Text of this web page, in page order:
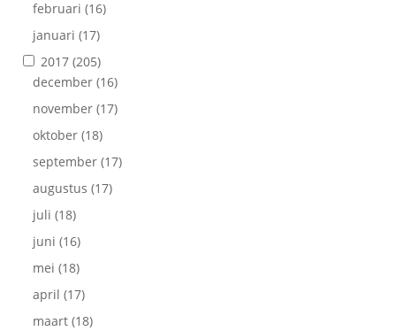
februari (16)
januari (17)
2017 (205)
december (16)
november (17)
oktober (18)
september (17)
augustus (17)
juli (18)
juni (16)
mei (18)
april (17)
maart (18)